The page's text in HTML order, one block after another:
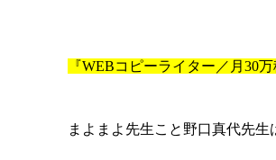
『WEBコピーライター／月30
まよまよ先生こと野口真代先